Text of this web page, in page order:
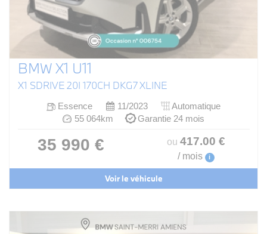
BMW X1 U11
X1 SDRIVE 20I 170CH DKG7 XLINE
Essence 11/2023
Automatique
55 064km
Garantie 24 mois
35 990 € ou 417.00 €
/ mois i
Voir le véhicule